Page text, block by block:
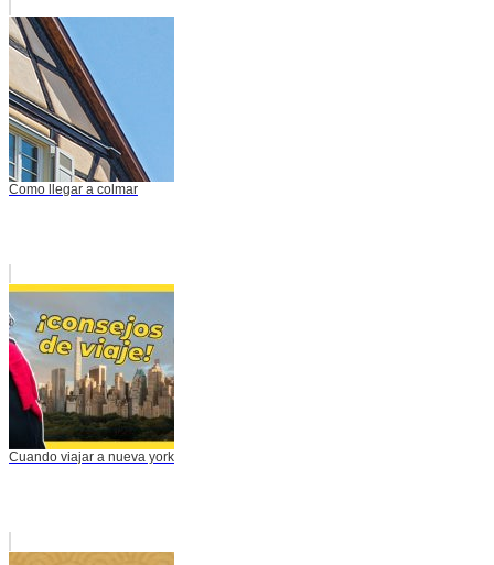
Como llegar a colmar
Cuando viajar a nueva york